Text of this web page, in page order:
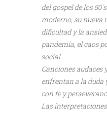
del gospel de los
moderno, su nueva
dificultad y la
pandemia, el caos
social.
Canciones audaces
enfrentan a la duda
con fe y
Las